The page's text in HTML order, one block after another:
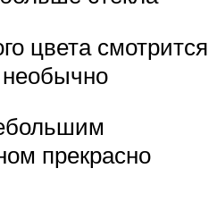
цвета смотрится
необычно
прекрасно